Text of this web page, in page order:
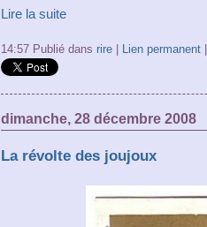
Lire la suite
14:57 Publié dans rire| Lien permanent
dimanche, 28 décembre 2008
La révolte des joujoux